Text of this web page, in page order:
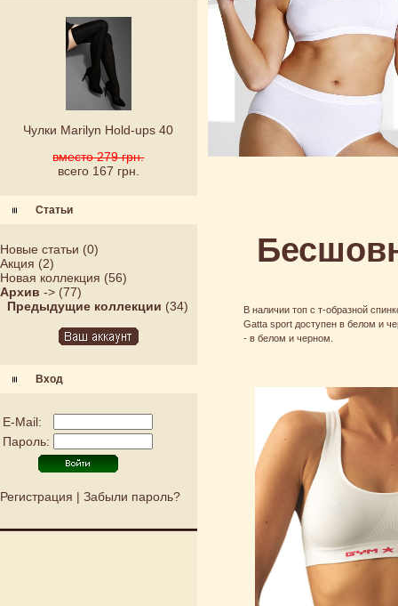
Чулки Marilyn Hold-ups 40
вместо 279 грн.
всего 167 грн.
Статьи
Новые статьи (0)
Акция (2)
Новая коллекция (56)
Архив -> (77)
Предыдущие коллекции (34)
Вход
E-Mail:
Пароль:
Регистрация | Забыли пароль?
В наличии топ с т-образной
Gatta sport доступен в белом и
- в белом и черном.